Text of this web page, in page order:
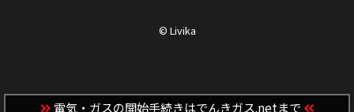
© Livika
電気・ガスの開始手続きはでんきガス.netまで